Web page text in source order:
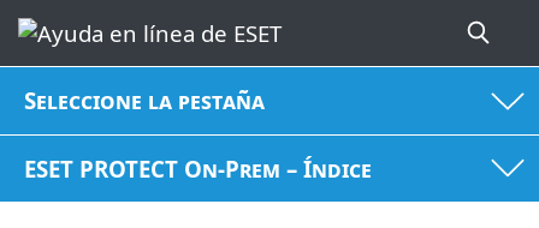
Seleccione la pestaña
ESET PROTECT On-Prem – Índice